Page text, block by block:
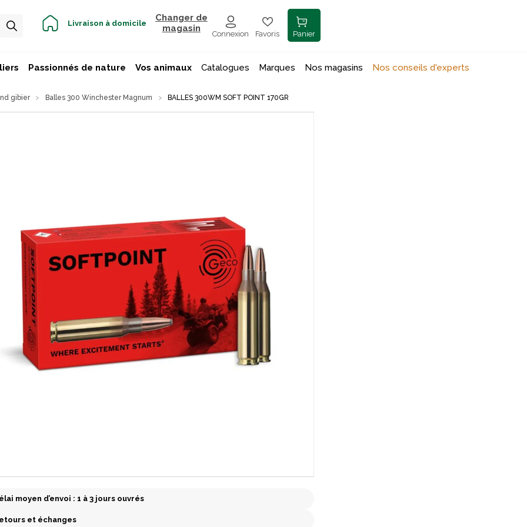
Livraison à domicile
Changer de
magasin
Connexion Favoris Panier
Passionnés de nature Vos animaux Catalogues Marques Nos magasins Nos conseils d'experts
gibier Balles 300 Winchester Magnum BALLES 300WM SOFT POINT 170GR
moyen d’envoi : 1 à 3 jours ouvrés
et échanges